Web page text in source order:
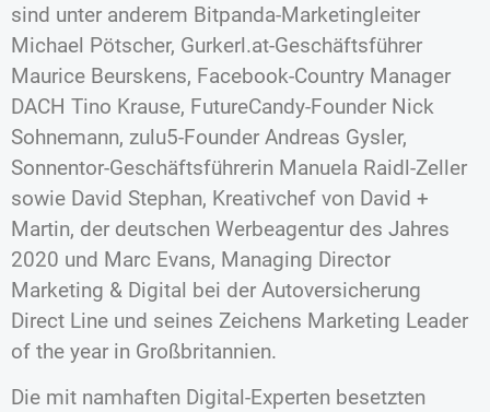
sind unter anderem Bitpanda-Marketingleiter
Michael Pötscher, Gurkerl.at-Geschäftsführer
Maurice Beurskens, Facebook-Country Manager
DACH Tino Krause, FutureCandy-Founder Nick
Sohnemann, zulu5-Founder Andreas Gysler,
Sonnentor-Geschäftsführerin Manuela Raidl-Zeller
sowie David Stephan, Kreativchef von David +
Martin, der deutschen Werbeagentur des Jahres
2020 und Marc Evans, Managing Director
Marketing & Digital bei der Autoversicherung
Direct Line und seines Zeichens Marketing Leader
of the year in Großbritannien.
Die mit namhaften Digital-Experten besetzten